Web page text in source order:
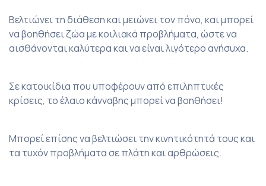
Βελτιώνει τη διάθεση και μειώνει τον πόνο, και μπορεί
να βοηθήσει ζώα με κοιλιακά προβλήματα, ώστε να
αισθάνονται καλύτερα και να είναι λιγότερο ανήσυχα.
Σε κατοικίδια που υποφέρουν από επιληπτικές
κρίσεις, το έλαιο κάνναβης μπορεί να βοηθήσει!
Μπορεί επίσης να βελτιώσει την κινητικότητά τους και
τα τυχόν προβλήματα σε πλάτη και αρθρώσεις.